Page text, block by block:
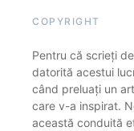
COPYRIGHT
Pentru că scrieți
datorită acestui
când preluați un
care v-a inspirat.
această conduită